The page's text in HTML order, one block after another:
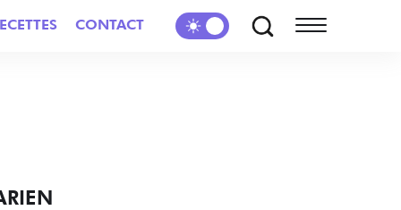
CONTACT